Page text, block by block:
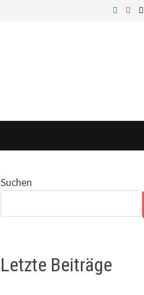
Suchen
Letzte Beiträge